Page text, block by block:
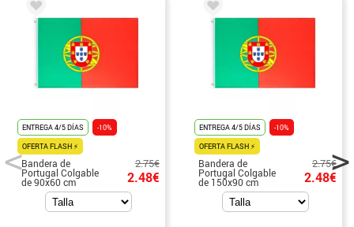
ENTREGA 4/5 DÍAS
-10%
OFERTA FLASH ⚡
Bandera de
Portugal Colgable
de 90x60 cm
2.75€
2.48€
ENTREGA 4/5 DÍAS
-10%
OFERTA FLASH ⚡
Bandera de
Portugal Colgable
de 150x90 cm
2.75€
2.48€